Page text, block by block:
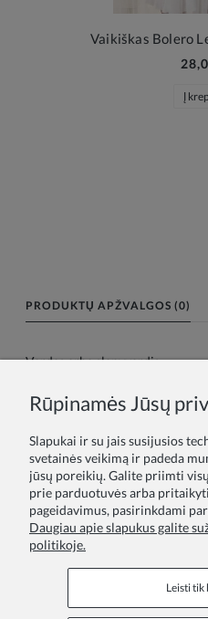
Vaikiškas Bolero
Į
PRODUKTŲ APŽVALGOS (0)
Vardas arba slapyvardis:
Rūpinamės Jūsų
Slapukai ir su jais susijusios
svetainės veikimą ir padeda
jūsų poreikių. Galite priimti
prie parduotuvės arba
pageidavimus, pasirinkdami
Daugiau apie slapukus galite
politikoje.
Leisti